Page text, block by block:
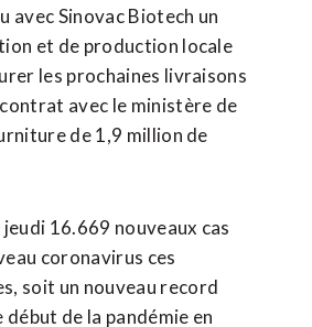
avec Sinovac Biotech un
et de production locale
les prochaines livraisons
contrat avec le ministère de
de 1,9 million de
jeudi 16.669 nouveaux cas
coronavirus ces
soit un nouveau record
de la pandémie en